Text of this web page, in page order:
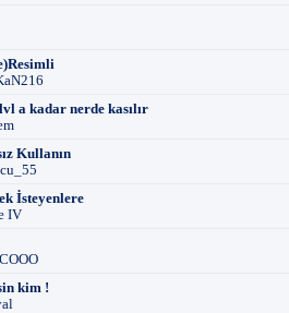
a kadar nerde kasılır
Kullanın
İsteyenlere
IV
kim !